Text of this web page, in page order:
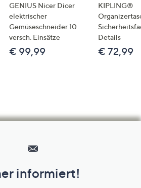
GENIUS Nicer Dicer
elektrischer
Gemüseschneider 10
versch. Einsätze
€ 99,99
KIPLING®
Details
€ 72,99
informiert!